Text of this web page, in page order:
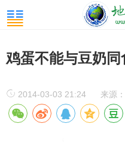
鸡蛋不能与豆奶同
2014-03-03 21:24
来源：